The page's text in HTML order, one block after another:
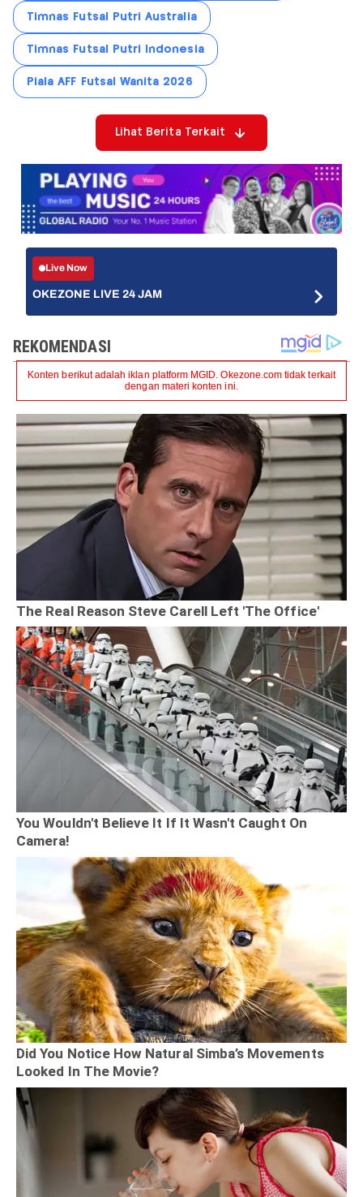
Timnas Futsal Putri Australia
Timnas Futsal Putri Indonesia
Piala AFF Futsal Wanita 2026
Lihat Berita Terkait
Live Now
OKEZONE LIVE 24 JAM